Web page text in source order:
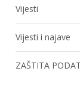
Vijesti
Vijesti i najave
ZAŠTITA